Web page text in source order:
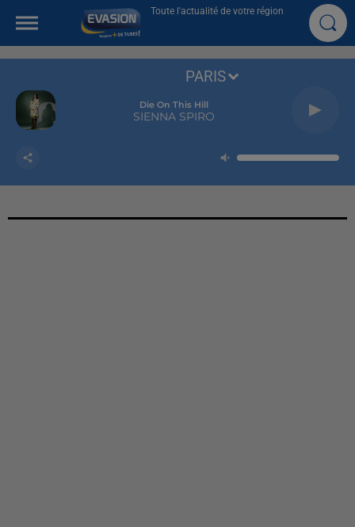
Toute l'actualité de votre région
Die On This Hill
SIENNA SPIRO
PARIS